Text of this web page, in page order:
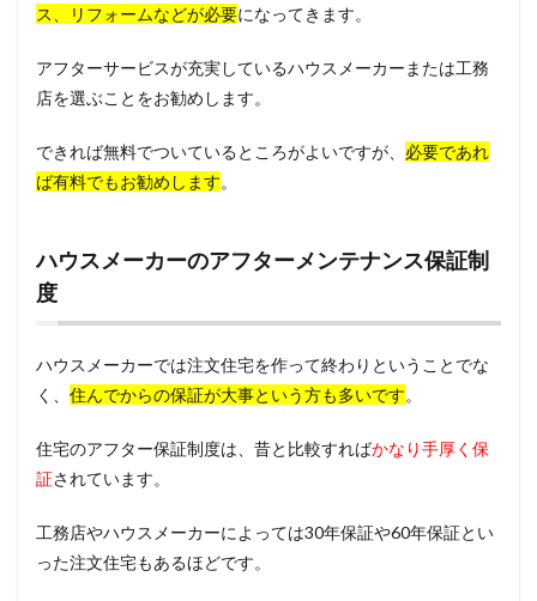
ス、リフォームなどが必要になってきます。
アフターサービスが充実しているハウスメーカーまたは工務
店を選ぶことをお勧めします。
できれば無料でついているところがよいですが、 必要であれ
ば有料でもお勧めします。
ハウスメーカーのアフターメンテナンス保証制
度
ハウスメーカーでは注文住宅を作って終わりということでな
く、 住んでからの保証が大事という方も多いです。
住宅のアフター保証制度は、昔と比較すればかなり手厚く保
証されています。
工務店やハウスメーカーによっては30年保証や60年保証とい
った注文住宅もあるほどです。